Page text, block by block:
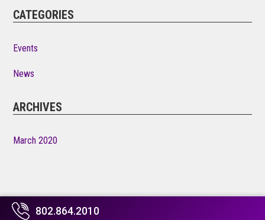
CATEGORIES
Events
News
ARCHIVES
March 2020
802.864.2010